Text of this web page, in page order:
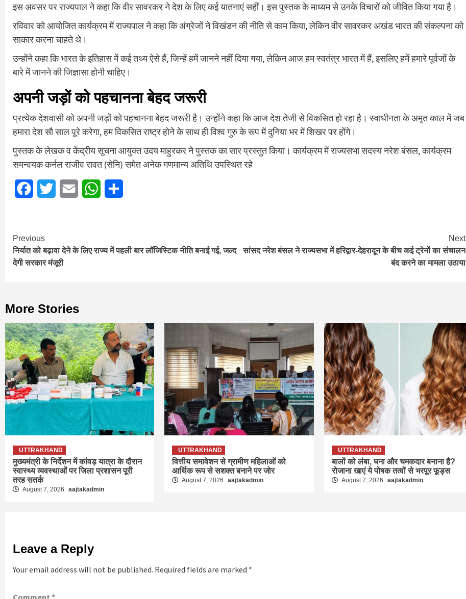
इस अवसर पर राज्यपाल ने कहा कि वीर सावरकर ने देश के लिए कई यातनाएं सहीं। इस पुस्तक के माध्यम से उनके विचारों को जीवित किया गया है।
रविवार को आयोजित कार्यक्रम में राज्यपाल ने कहा कि अंग्रेजों ने विखंडन की नीति से काम किया, लेकिन वीर सावरकर अखंड भारत की संकल्पना को
साकार करना चाहते थे।
उन्होंने कहा कि भारत के इतिहास में कई तथ्य ऐसे हैं, जिन्हें हमें जानने नहीं दिया गया, लेकिन आज हम स्वतंत्र भारत में हैं, इसलिए हमें हमारे पूर्वजों के
बारे में जानने की जिज्ञासा होनी चाहिए।
अपनी जड़ों को पहचानना बेहद जरूरी
प्रत्येक देशवासी को अपनी जड़ों को पहचानना बेहद जरूरी है। उन्होंने कहा कि आज देश तेजी से विकसित हो रहा है। स्वाधीनता के अमृत काल में जब
हमारा देश सौ साल पूरे करेगा, हम विकसित राष्ट्र होने के साथ ही विश्व गुरु के रूप में दुनिया भर में शिखर पर होंगे।
पुस्तक के लेखक व केंद्रीय सूचना आयुक्त उदय माहुरकर ने पुस्तक का सार प्रस्तुत किया। कार्यक्रम में राज्यसभा सदस्य नरेश बंसल, कार्यक्रम
समन्वयक कर्नल राजीव रावत (सेनि) समेत अनेक गणमान्य अतिथि उपस्थित रहे
FacebookTwitter Email WhatsApp
Continue
Reading
Previous
निर्यात को बढ़ावा देने के लिए राज्य में पहली बार लॉजिस्टिक नीति बनाई गई, जल्द
देगी सरकार मंजूरी
Next
सांसद नरेश बंसल ने राज्यसभा में हरिद्वार-देहरादून के बीच कई ट्रेनों का संचालन
बंद करने का मामला उठाया
More Stories
UTTRAKHAND
मुख्यमंत्री के निर्देशन में कांवड़ यात्रा के दौरान
स्वास्थ्य व्यवस्थाओं पर जिला प्रशासन पूरी
तरह सतर्क
August 7, 2026 aajtakadmin
UTTRAKHAND
वित्तीय समावेशन से ग्रामीण महिलाओं को
आर्थिक रूप से सशक्त बनाने पर जोर
August 7, 2026 aajtakadmin
UTTRAKHAND
बालों को लंबा, घना और चमकदार बनाना है?
रोजाना खाएं ये पोषक तत्वों से भरपूर फूड्स
August 7, 2026 aajtakadmin
Leave a Reply
Your email address will not be published. Required fields are marked *
Comment *